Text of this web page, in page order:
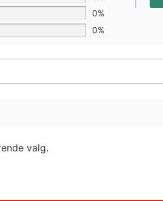
0%
0%
valg.